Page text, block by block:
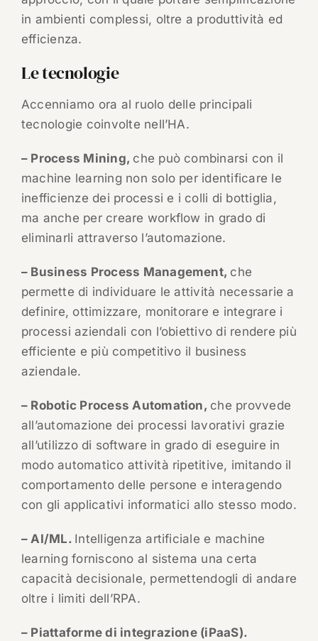
in ambienti complessi, oltre a produttività ed
efficienza.
Le tecnologie
Accenniamo ora al ruolo delle principali
tecnologie coinvolte nell’HA.
– Process Mining, che può combinarsi con il
machine learning non solo per identificare le
inefficienze dei processi e i colli di bottiglia,
ma anche per creare workflow in grado di
eliminarli attraverso l’automazione.
– Business Process Management, che
permette di individuare le attività necessarie a
definire, ottimizzare, monitorare e integrare i
processi aziendali con l’obiettivo di rendere più
efficiente e più competitivo il business
aziendale.
– Robotic Process Automation, che provvede
all’automazione dei processi lavorativi grazie
all’utilizzo di software in grado di eseguire in
modo automatico attività ripetitive, imitando il
comportamento delle persone e interagendo
con gli applicativi informatici allo stesso modo.
– AI/ML. Intelligenza artificiale e machine
learning forniscono al sistema una certa
capacità decisionale, permettendogli di andare
oltre i limiti dell’RPA.
– Piattaforme di integrazione (iPaaS).